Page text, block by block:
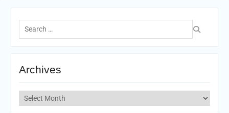
Search
for:
Archives
Archives